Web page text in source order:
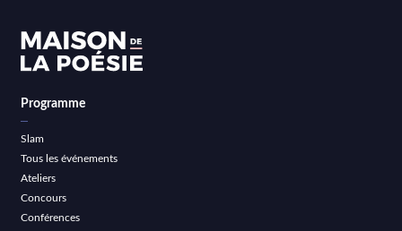
Programme
Slam
Tous les événements
Ateliers
Concours
Conférences